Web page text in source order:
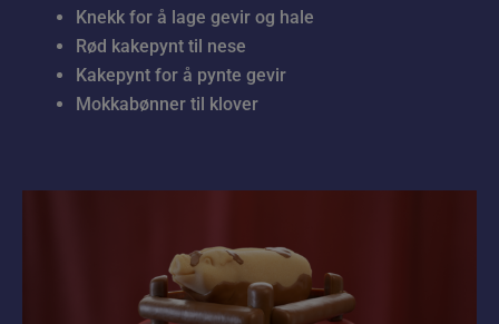
Knekk for å lage gevir og hale
Rød kakepynt til nese
Kakepynt for å pynte gevir
Mokkabønner til klover